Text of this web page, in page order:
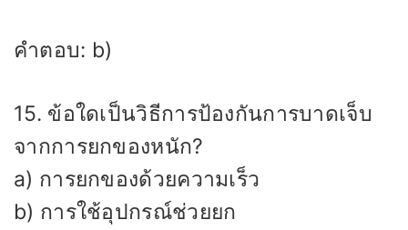
คำตอบ: b)
15. ข้อใดเป็นวิธีการป้องกันการบาดเจ็บ
จากการยกของหนัก?
a) การยกของด้วยความเร็ว
b) การใช้อุปกรณ์ช่วยยก